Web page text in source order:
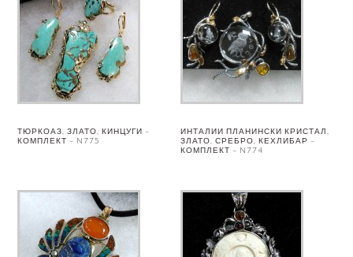
ТЮРКОАЗ, ЗЛАТО, КИНЦУГИ –
КОМПЛЕКТ – N775
ИНТАЛИИ ПЛАНИНСКИ КРИСТАЛ,
ЗЛАТО, СРЕБРО, КЕХЛИБАР –
КОМПЛЕКТ – N774